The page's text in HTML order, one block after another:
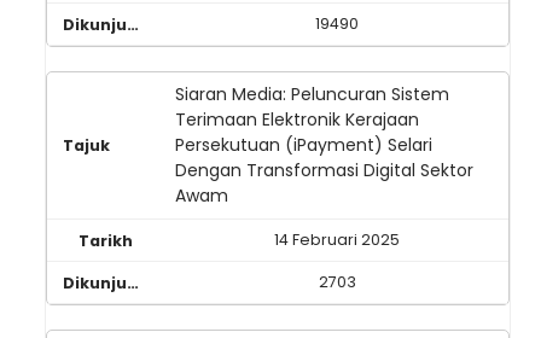
19490
Siaran Media: Peluncuran Sistem
Terimaan Elektronik Kerajaan
Persekutuan (iPayment) Selari
Dengan Transformasi Digital Sektor
Awam
14 Februari 2025
2703